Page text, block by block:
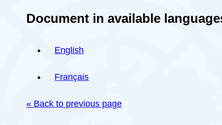
Document in available
English
Français
« Back to previous page